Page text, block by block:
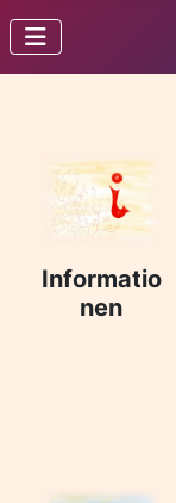
Informatio
nen